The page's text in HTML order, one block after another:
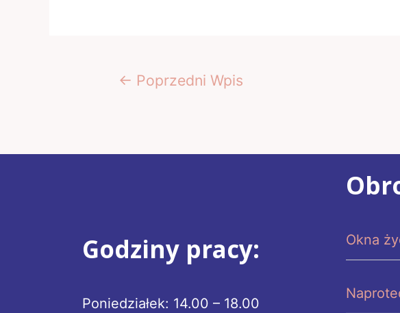
Nawigacja
← Poprzedni Wpis
Godziny pracy:
Poniedziałek: 14.00 – 18.00
Okna